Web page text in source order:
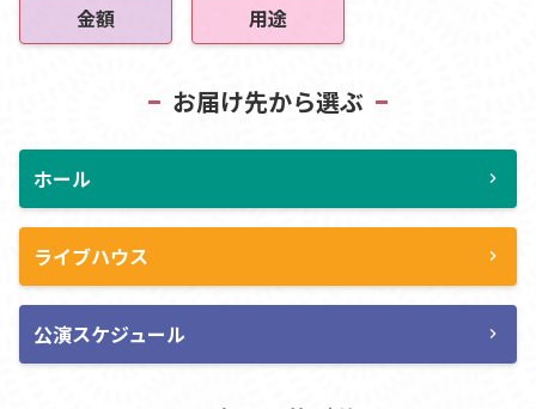
金額 用途
お届け先から選ぶ
ホール chevron_right
ライブハウス chevron_right
公演スケジュール chevron_right